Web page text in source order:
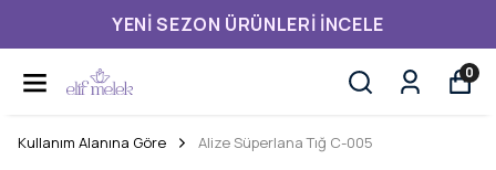
YENI SEZON ÜRÜNLERI İNCELE
0
Kullanım Alanına Göre Alize Süperlana Tığ C-005